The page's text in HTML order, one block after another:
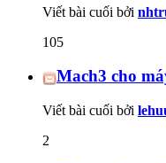
Viết bài cuối bởi
105
Mach3 cho
Viết bài cuối bởi
2